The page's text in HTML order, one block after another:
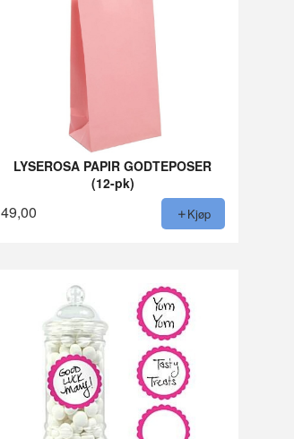
LYSEROSA PAPIR GODTEPOSER
(12-pk)
49,00 Kjøp